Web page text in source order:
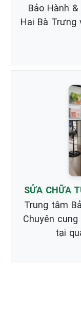
Bảo Hành
Hai Bà
SỬA CHỮA
Trung tâm
Chuyên
tại